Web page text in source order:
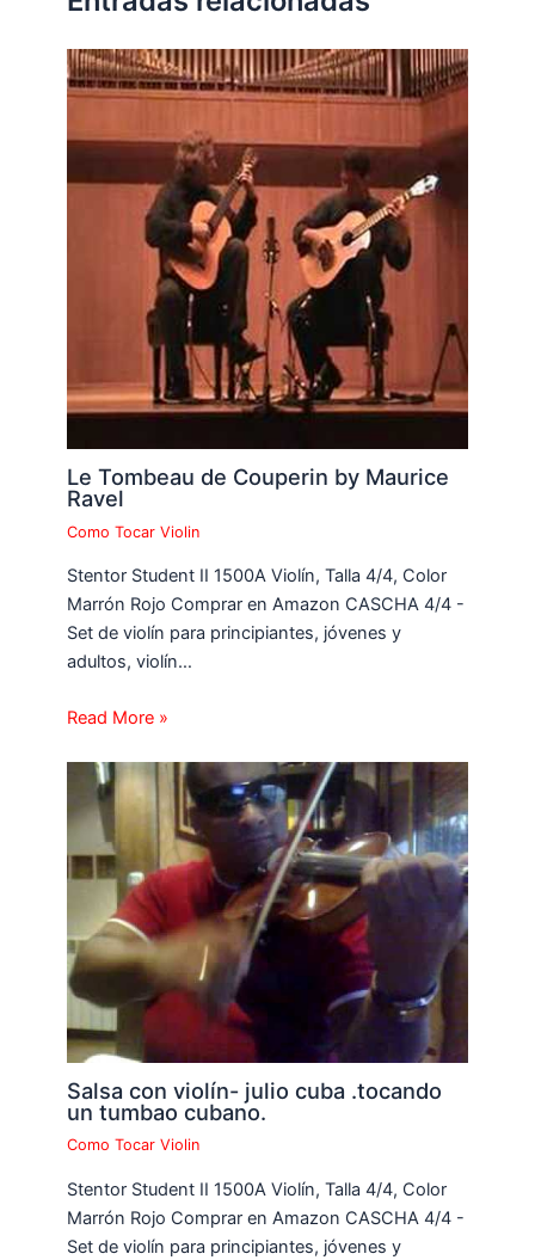
Le Tombeau de Couperin by Maurice
Ravel
Como Tocar Violin
Stentor Student II 1500A Violín, Talla 4/4, Color
Marrón Rojo Comprar en Amazon CASCHA 4/4 -
Set de violín para principiantes, jóvenes y
adultos, violín…
Read More »
Salsa con violín- julio cuba .tocando
un tumbao cubano.
Como Tocar Violin
Stentor Student II 1500A Violín, Talla 4/4, Color
Marrón Rojo Comprar en Amazon CASCHA 4/4 -
Set de violín para principiantes, jóvenes y